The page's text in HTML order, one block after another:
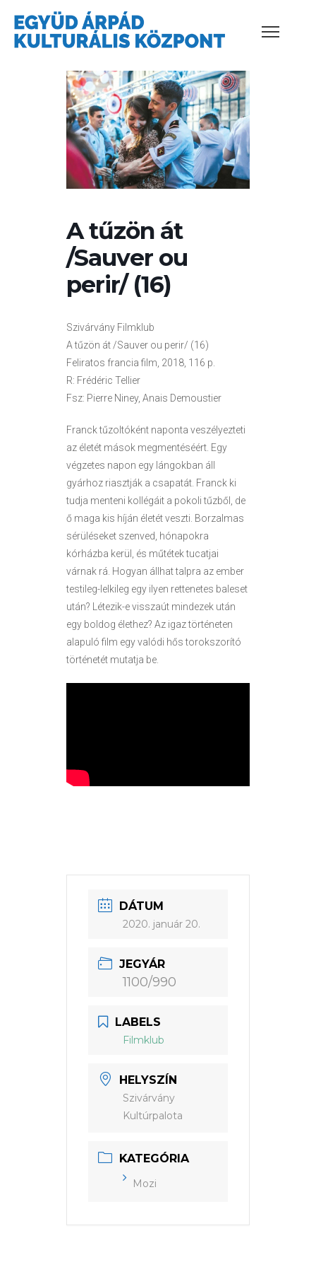
A tűzön át
/Sauver ou
perir/ (16)
Szivárvány Filmklub
A tűzön át /Sauver ou perir/ (16)
Feliratos francia film, 2018, 116 p.
R: Frédéric Tellier
Fsz: Pierre Niney, Anais Demoustier
Franck tűzoltóként naponta veszélyezteti
az életét mások megmentéséért. Egy
végzetes napon egy lángokban áll
gyárhoz riasztják a csapatát. Franck ki
tudja menteni kollégáit a pokoli tűzből, de
ő maga kis híján életét veszti. Borzalmas
sérüléseket szenved, hónapokra
kórházba kerül, és műtétek tucatjai
várnak rá. Hogyan állhat talpra az ember
testileg-lelkileg egy ilyen rettenetes baleset
után? Létezik-e visszaút mindezek után
egy boldog élethez? Az igaz történeten
alapuló film egy valódi hős torokszorító
történetét mutatja be.
DÁTUM
2020. január 20.
JEGYÁR
1100/990
LABELS
Filmklub
HELYSZÍN
Szivárvány
Kultúrpalota
KATEGÓRIA
Mozi